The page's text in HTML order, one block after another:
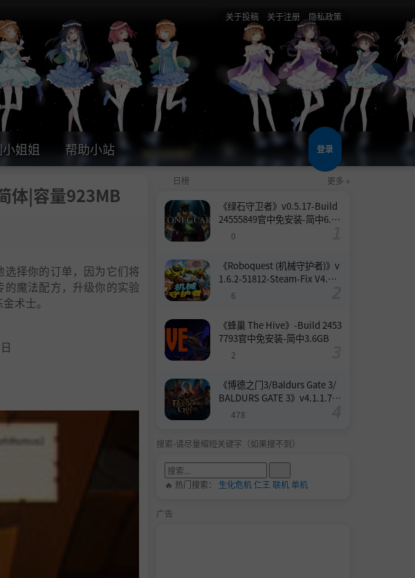
关于投稿 关于注册 隐私政策
姐姐 帮助小站 登录
体|容量923MB
择你的订单，因为它们将
魔法配方，升级你的实验
术士。
日榜 更多 »
《绿石守卫者》v0.5.17-Build
24555849官中免安装-简中6.6
0
《Roboquest (机械守护者)》v
1.6.2-51812-Steam-Fix V4.联
机版官中简体
6
《蜂巢 The Hive》-Build 2453
7793官中免安装-简中3.6GB
2
《博德之门3/Baldurs Gate 3/
BALDURS GATE 3》v4.1.1.739
8727-Build 24532579官中免安
478
搜索-请尽量缩短关键字（如果搜不到）
🔥 热门搜索： 生化危机仁王 联机单机
广告